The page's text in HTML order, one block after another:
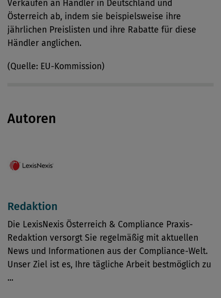
Verkäufen an Händler in Deutschland und
Österreich ab, indem sie beispielsweise ihre
jährlichen Preislisten und ihre Rabatte für diese
Händler anglichen.
(Quelle: EU-Kommission)
Autoren
Redaktion
Die LexisNexis Österreich & Compliance Praxis-
Redaktion versorgt Sie regelmäßig mit aktuellen
News und Informationen aus der Compliance-Welt.
Unser Ziel ist es, Ihre tägliche Arbeit bestmöglich zu
...